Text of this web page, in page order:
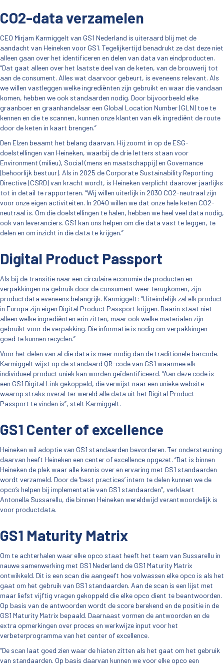
CO2-data verzamelen
CEO Mirjam Karmiggelt van GS1 Nederland is uiteraard blij met de
aandacht van Heineken voor GS1. Tegelijkertijd benadrukt ze dat deze niet
alleen gaan over het identificeren en delen van data van eindproducten.
“Dat gaat alleen over het laatste deel van de keten, van de brouwerij tot
aan de consument. Alles wat daarvoor gebeurt, is eveneens relevant. Als
we willen vastleggen welke ingrediënten zijn gebruikt en waar die vandaan
komen, hebben we ook standaarden nodig. Door bijvoorbeeld elke
graanboer en graanhandelaar een Global Location Number (GLN) toe te
kennen en die te scannen, kunnen onze klanten van elk ingrediënt de route
door de keten in kaart brengen.”
Den Elzen beaamt het belang daarvan. Hij zoomt in op de ESG-
doelstellingen van Heineken, waarbij de drie letters staan voor
Environment (milieu), Social (mens en maatschappij) en Governance
(behoorlijk bestuur). Als in 2025 de Corporate Sustainability Reporting
Directive (CSRD) van kracht wordt, is Heineken verplicht daarover jaarlijks
tot in detail te rapporteren. “Wij willen uiterlijk in 2030 CO2-neutraal zijn
voor onze eigen activiteiten. In 2040 willen we dat onze hele keten CO2-
neutraal is. Om die doelstellingen te halen, hebben we heel veel data nodig,
ook van leveranciers. GS1 kan ons helpen om die data vast te leggen, te
delen en om inzicht in die data te krijgen.”
Digital Product Passport
Als bij de transitie naar een circulaire economie de producten en
verpakkingen na gebruik door de consument weer terugkomen, zijn
productdata eveneens belangrijk. Karmiggelt: “Uiteindelijk zal elk product
in Europa zijn eigen Digital Product Passport krijgen. Daarin staat niet
alleen welke ingrediënten erin zitten, maar ook welke materialen zijn
gebruikt voor de verpakking. Die informatie is nodig om verpakkingen
goed te kunnen recyclen.”
Voor het delen van al die data is meer nodig dan de traditionele barcode.
Karmiggelt wijst op de standaard QR-code van GS1 waarmee elk
individueel product uniek kan worden geïdentificeerd. “Aan deze code is
een GS1 Digital Link gekoppeld, die verwijst naar een unieke website
waarop straks overal ter wereld alle data uit het Digital Product
Passport te vinden is”, stelt Karmiggelt.
GS1 Center of excellence
Heineken wil adoptie van GS1 standaarden bevorderen. Ter ondersteuning
daarvan heeft Heineken een center of excellence opgezet. “Dat is binnen
Heineken de plek waar alle kennis over en ervaring met GS1 standaarden
wordt verzameld. Door de ‘best practices’ intern te delen kunnen we de
opco’s helpen bij implementatie van GS1 standaarden”, verklaart
Antonella Sussarellu, die binnen Heineken wereldwijd verantwoordelijk is
voor productdata.
GS1 Maturity Matrix
Om te achterhalen waar elke opco staat heeft het team van Sussarellu in
nauwe samenwerking met GS1 Nederland de GS1 Maturity Matrix
ontwikkeld. Dit is een scan die aangeeft hoe volwassen elke opco is als het
gaat om het gebruik van GS1 standaarden. Aan de scan is een lijst met
maar liefst vijftig vragen gekoppeld die elke opco dient te beantwoorden.
Op basis van de antwoorden wordt de score berekend en de positie in de
GS1 Maturity Matrix bepaald. Daarnaast vormen de antwoorden en de
extra opmerkingen over proces en werkwijze input voor het
verbeterprogramma van het center of excellence.
“De scan laat goed zien waar de hiaten zitten als het gaat om het gebruik
van standaarden. Op basis daarvan kunnen we voor elke opco een